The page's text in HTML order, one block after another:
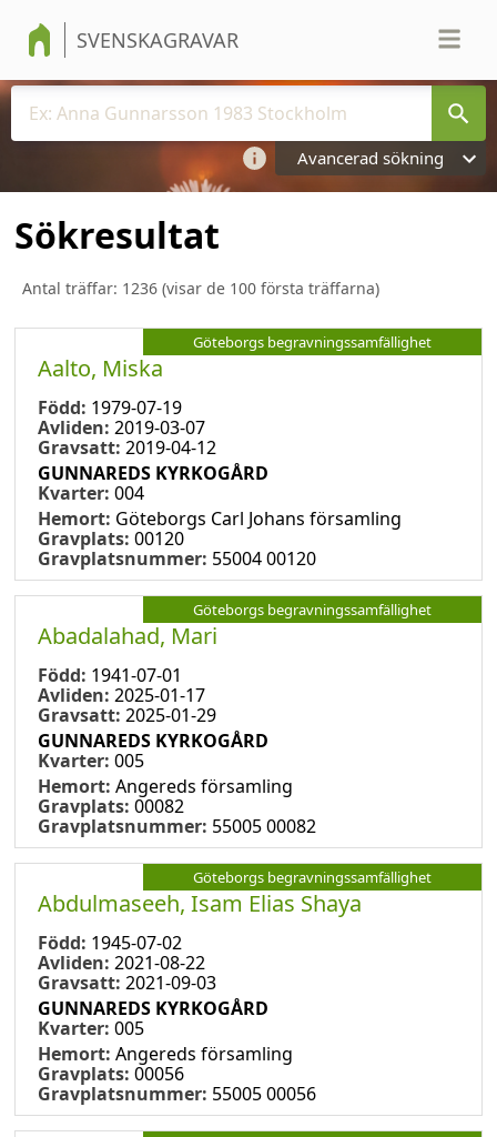
SVENSKAGRAVAR
Avancerad sökning
Sökresultat
Antal träffar: 1236 (visar de 100 första träffarna)
Göteborgs begravningssamfällighet
Aalto, Miska
Född: 1979-07-19
Avliden: 2019-03-07
Gravsatt: 2019-04-12
GUNNAREDS KYRKOGÅRD
Kvarter: 004
Hemort: Göteborgs Carl Johans församling
Gravplats: 00120
Gravplatsnummer: 55004 00120
Göteborgs begravningssamfällighet
Abadalahad, Mari
Född: 1941-07-01
Avliden: 2025-01-17
Gravsatt: 2025-01-29
GUNNAREDS KYRKOGÅRD
Kvarter: 005
Hemort: Angereds församling
Gravplats: 00082
Gravplatsnummer: 55005 00082
Göteborgs begravningssamfällighet
Abdulmaseeh, Isam Elias Shaya
Född: 1945-07-02
Avliden: 2021-08-22
Gravsatt: 2021-09-03
GUNNAREDS KYRKOGÅRD
Kvarter: 005
Hemort: Angereds församling
Gravplats: 00056
Gravplatsnummer: 55005 00056